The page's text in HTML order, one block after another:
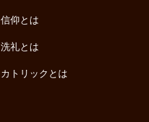
信仰とは
洗礼とは
カトリックとは